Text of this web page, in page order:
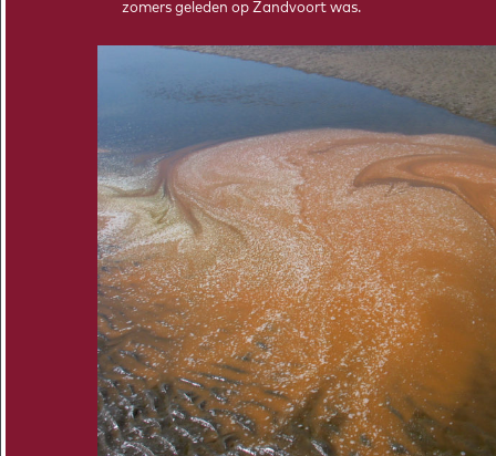
© 2026 EMBRACER PRIVACYVERKLARING
zomers geleden op Zandvoort was.